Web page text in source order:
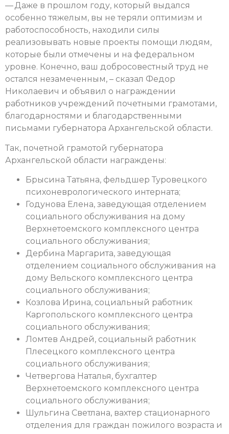
— Даже в прошлом году, который выдался
особенно тяжелым, вы не теряли оптимизм и
работоспособность, находили силы
реализовывать новые проекты помощи людям,
которые были отмечены и на федеральном
уровне. Конечно, ваш добросовестный труд не
остался незамеченным, – сказал Федор
Николаевич и объявил о награждении
работников учреждений почетными грамотами,
благодарностями и благодарственными
письмами губернатора Архангельской области.
Так, почетной грамотой губернатора
Архангельской области награждены:
Брысина Татьяна, фельдшер Туровецкого
психоневрологического интерната;
Годунова Елена, заведующая отделением
социального обслуживания на дому
Верхнетоемского комплексного центра
социального обслуживания;
Дербина Маргарита, заведующая
отделением социального обслуживания на
дому Вельского комплексного центра
социального обслуживания;
Козлова Ирина, социальный работник
Каргопольского комплексного центра
социального обслуживания;
Ломтев Андрей, социальный работник
Плесецкого комплексного центра
социального обслуживания;
Четвергова Наталья, бухгалтер
Верхнетоемского комплексного центра
социального обслуживания;
Шульгина Светлана, вахтер стационарного
отделения для граждан пожилого возраста и